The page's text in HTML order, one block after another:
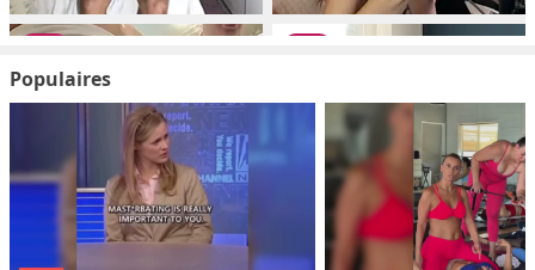
Populaires